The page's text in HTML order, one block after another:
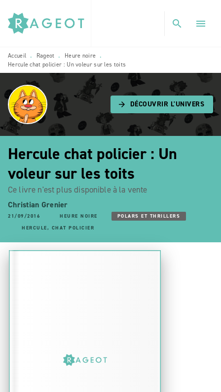
MENU RECHERCHE
PIED DE PAGE
search menu
Accueil • Rageot • Heure noire •
Hercule chat policier : Un voleur sur les toits
arrow_forward DÉCOUVRIR L'UNIVERS
Hercule chat policier : Un
voleur sur les toits
Ce livre n'est plus disponible à la vente
Christian Grenier
21/09/2016 HEURE NOIRE
POLARS ET THRILLERS
HERCULE, CHAT POLICIER